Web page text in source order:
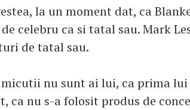
la un moment dat, ca
celebru ca si tatal sau. Mark
de tatal sau.
nu sunt ai lui, ca prima lui
ca nu s-a folosit produs de